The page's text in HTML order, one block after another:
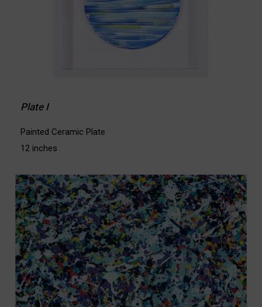
Plate I
Painted Ceramic Plate
12 inches